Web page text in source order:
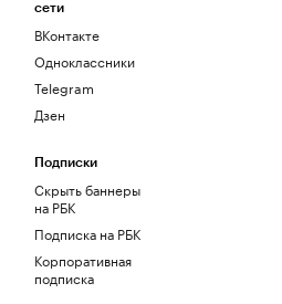
сети
ВКонтакте
Одноклассники
Telegram
Дзен
Подписки
Скрыть баннеры
на РБК
Подписка на РБК
Корпоративная
подписка